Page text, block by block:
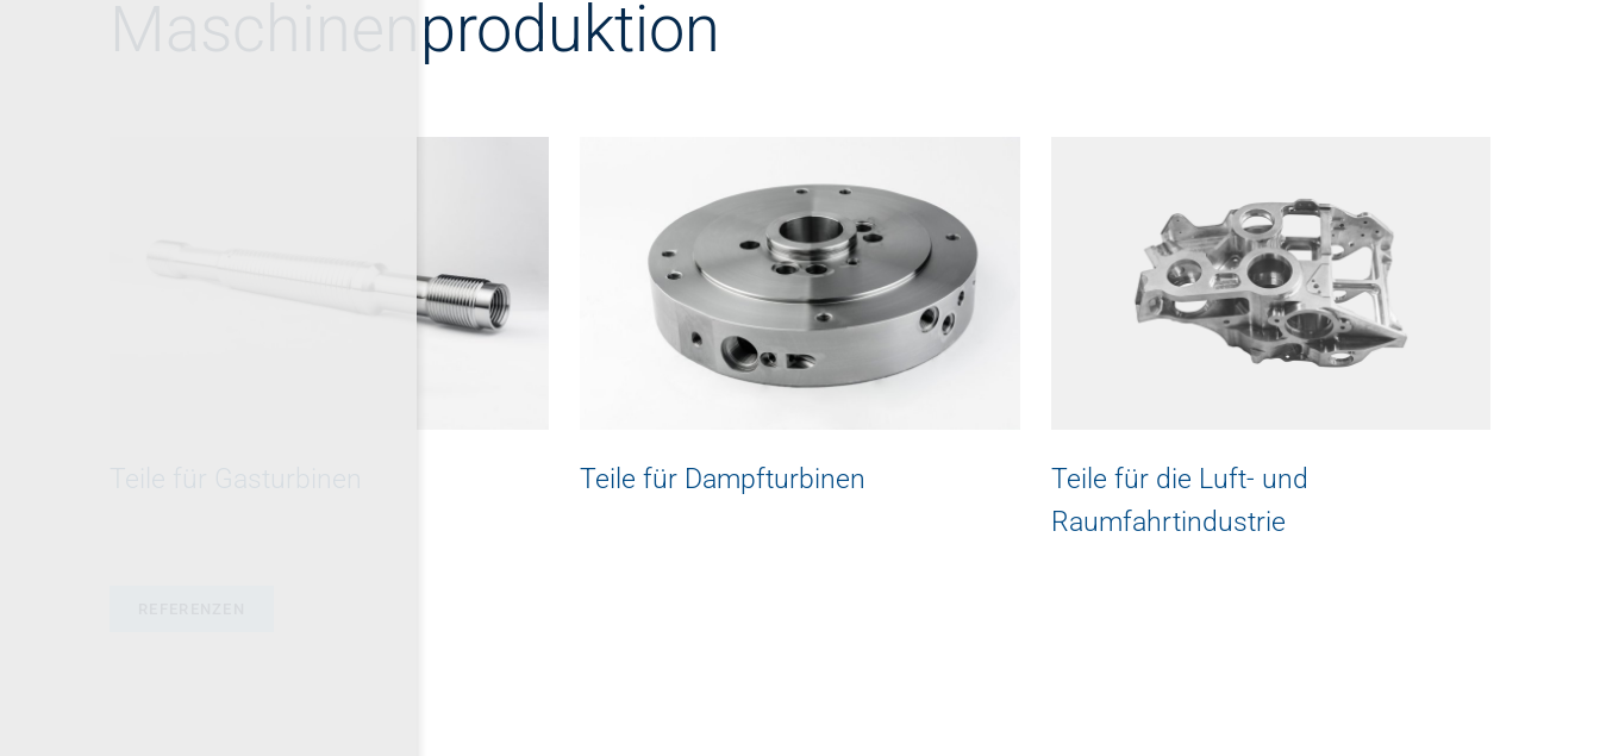
Maschinenproduktion
Teile für Dampfturbinen
Teile für die Luft- und
Raumfahrtindustrie